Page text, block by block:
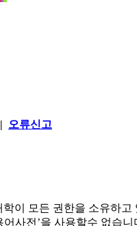
오류신고
이 모든 권한을 소유하고
사전’을 사용할수 없습니